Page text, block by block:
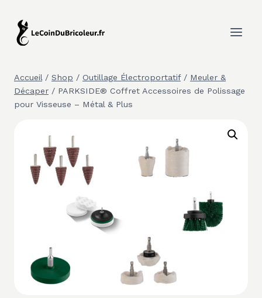
contenu
Accueil / Shop / Outillage Électroportatif / Meuler &
Décaper / PARKSIDE® Coffret Accessoires de Polissage
pour Visseuse – Métal & Plus